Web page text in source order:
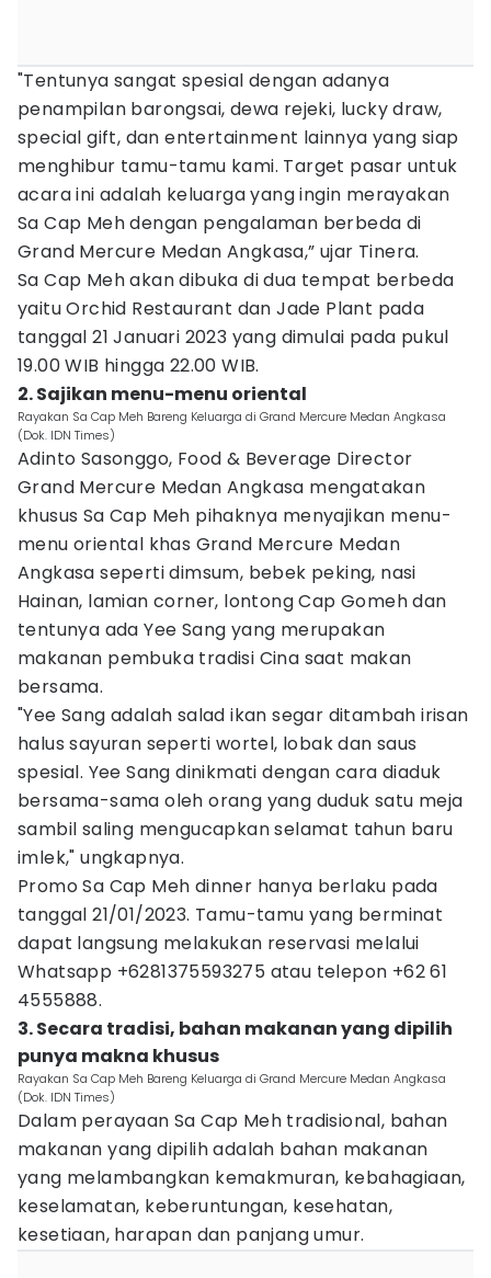
"Tentunya sangat spesial dengan adanya
penampilan barongsai, dewa rejeki, lucky draw,
special gift, dan entertainment lainnya yang siap
menghibur tamu-tamu kami. Target pasar untuk
acara ini adalah keluarga yang ingin merayakan
Sa Cap Meh dengan pengalaman berbeda di
Grand Mercure Medan Angkasa,” ujar Tinera.
Sa Cap Meh akan dibuka di dua tempat berbeda
yaitu Orchid Restaurant dan Jade Plant pada
tanggal 21 Januari 2023 yang dimulai pada pukul
19.00 WIB hingga 22.00 WIB.
2. Sajikan menu-menu oriental
Rayakan Sa Cap Meh Bareng Keluarga di Grand Mercure Medan Angkasa
(Dok. IDN Times)
Adinto Sasonggo, Food & Beverage Director
Grand Mercure Medan Angkasa mengatakan
khusus Sa Cap Meh pihaknya menyajikan menu-
menu oriental khas Grand Mercure Medan
Angkasa seperti dimsum, bebek peking, nasi
Hainan, lamian corner, lontong Cap Gomeh dan
tentunya ada Yee Sang yang merupakan
makanan pembuka tradisi Cina saat makan
bersama.
"Yee Sang adalah salad ikan segar ditambah irisan
halus sayuran seperti wortel, lobak dan saus
spesial. Yee Sang dinikmati dengan cara diaduk
bersama-sama oleh orang yang duduk satu meja
sambil saling mengucapkan selamat tahun baru
imlek," ungkapnya.
Promo Sa Cap Meh dinner hanya berlaku pada
tanggal 21/01/2023. Tamu-tamu yang berminat
dapat langsung melakukan reservasi melalui
Whatsapp +6281375593275 atau telepon +62 61
4555888.
3. Secara tradisi, bahan makanan yang dipilih
punya makna khusus
Rayakan Sa Cap Meh Bareng Keluarga di Grand Mercure Medan Angkasa
(Dok. IDN Times)
Dalam perayaan Sa Cap Meh tradisional, bahan
makanan yang dipilih adalah bahan makanan
yang melambangkan kemakmuran, kebahagiaan,
keselamatan, keberuntungan, kesehatan,
kesetiaan, harapan dan panjang umur.